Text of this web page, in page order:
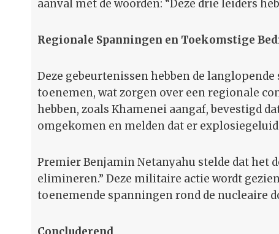
aanval met de woorden: “Deze drie leiders
Regionale Spanningen en Toekomstige
Deze gebeurtenissen hebben de
toenemen, wat zorgen over een regionale
hebben, zoals Khamenei aangaf, bevestigd
omgekomen en melden dat er
Premier Benjamin Netanyahu stelde dat het
elimineren.” Deze militaire actie wordt
toenemende spanningen rond de nucleaire